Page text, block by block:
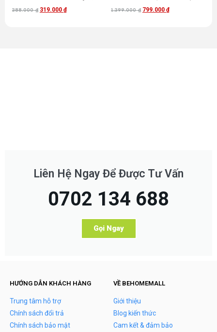
freeship BHMFS25]
388.000₫ 319.000 ₫
Đa Năng BEHOMEMALL [Mua
1.399.000₫ 799.000 ₫
Liên Hệ Ngay Để Được Tư Vấn
0702 134 688
Gọi Ngay
HƯỚNG DẪN KHÁCH HÀNG
Trung tâm hỗ trợ
Chính sách đổi trả
Chính sách bảo mật
VỀ BEHOMEMALL
Giới thiệu
Blog kiến thức
Cam kết & đảm bảo